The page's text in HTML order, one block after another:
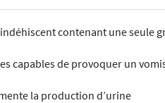
contenant une seule
capables de provoquer un
la production d’urine